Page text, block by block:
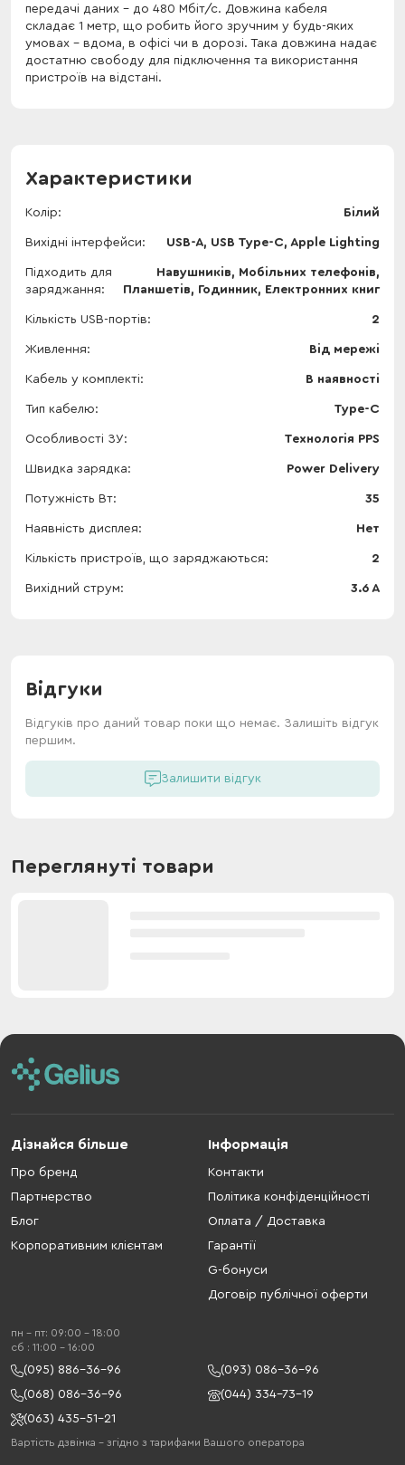
передачі даних - до 480 Мбіт/с. Довжина кабеля
складає 1 метр, що робить його зручним у будь-яких
умовах - вдома, в офісі чи в дорозі. Така довжина надає
достатню свободу для підключення та використання
пристроїв на відстані.
Характеристики
Колір Білий
Вихідні інтерфейси USB-A, USB Type-C, Apple Lighting
Підходить для
заряджання
Навушників, Мобільних телефонів,
Планшетів, Годинник, Електронних книг
Кількість USB-портів 2
Живлення Від мережі
Кабель у комплекті В наявності
Тип кабелю Type-C
Особливості ЗУ Технологія PPS
Швидка зарядка Power Delivery
Потужність Вт 35
Наявність дисплея Нет
Кількість пристроїв, що заряджаються 2
Вихідний струм 3.6 А
Відгуки
Відгуків про даний товар поки що немає. Залишіть відгук
першим.
Залишити відгук
Переглянуті товари
Дізнайся більше
Про бренд
Партнерство
Блог
Корпоративним клієнтам
Інформація
Контакти
Політика конфіденційності
Оплата / Доставка
Гарантії
G-бонуси
Договір публічної оферти
пн - пт: 09:00 - 18:00
cб : 11:00 - 16:00
(095) 886-36-96
(093) 086-36-96
(068) 086-36-96
(044) 334-73-19
(063) 435-51-21
Вартість дзвінка – згідно з тарифами Вашого оператора